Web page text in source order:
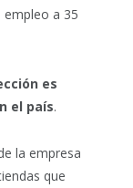
empleo a 35
es
el país.
la empresa
que